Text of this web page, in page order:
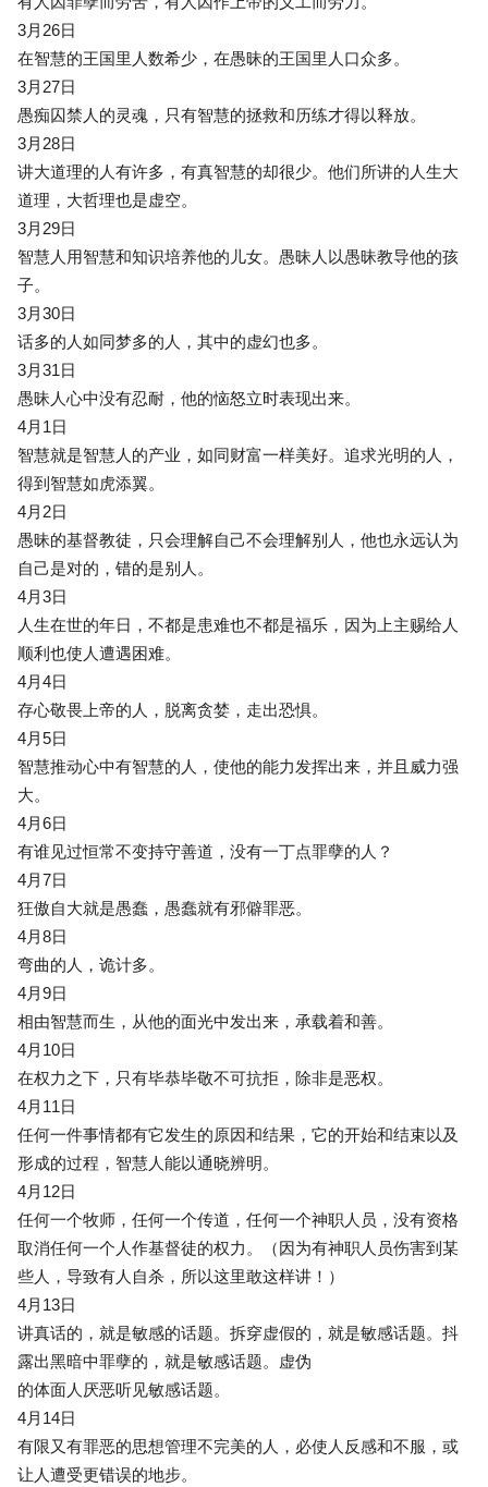
3月26日
在智慧的王国里人数希少，在愚昧的王国里人口众多。
3月27日
愚痴囚禁人的灵魂，只有智慧的拯救和历练才得以释放。
3月28日
讲大道理的人有许多，有真智慧的却很少。他们所讲的人生大
道理，大哲理也是虚空。
3月29日
智慧人用智慧和知识培养他的儿女。愚昧人以愚昧教导他的孩
子。
3月30日
话多的人如同梦多的人，其中的虚幻也多。
3月31日
愚昧人心中没有忍耐，他的恼怒立时表现出来。
4月1日
智慧就是智慧人的产业，如同财富一样美好。追求光明的人，
得到智慧如虎添翼。
4月2日
愚昧的基督教徒，只会理解自己不会理解别人，他也永远认为
自己是对的，错的是别人。
4月3日
人生在世的年日，不都是患难也不都是福乐，因为上主赐给人
顺利也使人遭遇困难。
4月4日
存心敬畏上帝的人，脱离贪婪，走出恐惧。
4月5日
智慧推动心中有智慧的人，使他的能力发挥出来，并且威力强
大。
4月6日
有谁见过恒常不变持守善道，没有一丁点罪孽的人？
4月7日
狂傲自大就是愚蠢，愚蠢就有邪僻罪恶。
4月8日
弯曲的人，诡计多。
4月9日
相由智慧而生，从他的面光中发出来，承载着和善。
4月10日
在权力之下，只有毕恭毕敬不可抗拒，除非是恶权。
4月11日
任何一件事情都有它发生的原因和结果，它的开始和结束以及
形成的过程，智慧人能以通晓辨明。
4月12日
任何一个牧师，任何一个传道，任何一个神职人员，没有资格
取消任何一个人作基督徒的权力。（因为有神职人员伤害到某
些人，导致有人自杀，所以这里敢这样讲！）
4月13日
讲真话的，就是敏感的话题。拆穿虚假的，就是敏感话题。抖
露出黑暗中罪孽的，就是敏感话题。虚伪
的体面人厌恶听见敏感话题。
4月14日
有限又有罪恶的思想管理不完美的人，必使人反感和不服，或
让人遭受更错误的地步。